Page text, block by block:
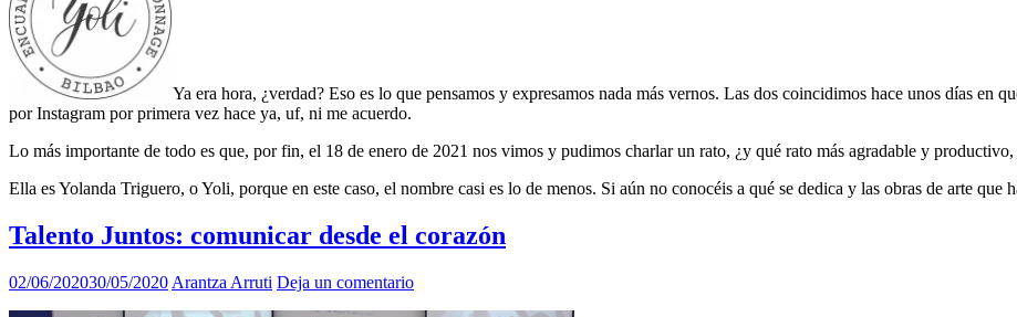
Ya era hora, ¿verdad? Eso es lo que pensamos y expresamos nada más vernos. Las dos coincidimos hace unos días en
por Instagram por primera vez hace ya, uf, ni me acuerdo.
Lo más importante de todo es que, por fin, el 18 de enero de 2021 nos vimos y pudimos charlar un rato, ¿y qué rato más agradable y
Ella es Yolanda Triguero, o Yoli, porque en este caso, el nombre casi es lo de menos. Si aún no conocéis a qué se dedica y las obras de arte que
Talento Juntos: comunicar desde el corazón
02/06/202030/05/2020 Arantza Arruti Deja un comentario